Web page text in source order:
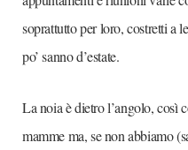
soprattutto per loro, costretti a
po’ sanno d’estate.
La noia è dietro l’angolo, così
mamme ma, se non abbiamo